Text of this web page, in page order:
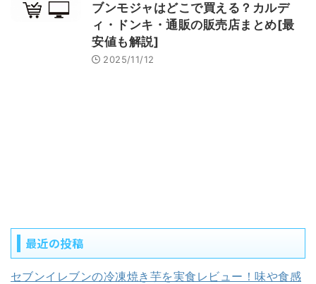
ブンモジャはどこで買える？カルデ
ィ・ドンキ・通販の販売店まとめ[最
安値も解説]
2025/11/12
最近の投稿
セブンイレブンの冷凍焼き芋を実食レビュー！味や食感